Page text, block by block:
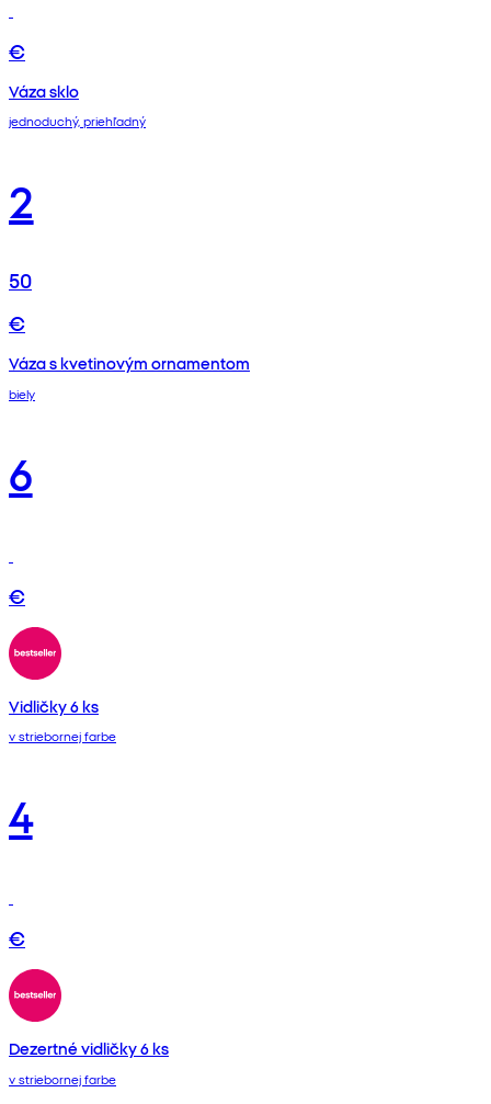
€
Váza sklo
jednoduchý, priehľadný
2
50
€
Váza s kvetinovým ornamentom
biely
6
€
Vidličky 6 ks
v striebornej farbe
4
€
Dezertné vidličky 6 ks
v striebornej farbe